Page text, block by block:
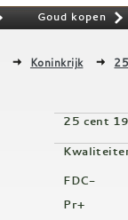
Goud kopen
Koninkrijk
25 cent
FDC-
Pr+